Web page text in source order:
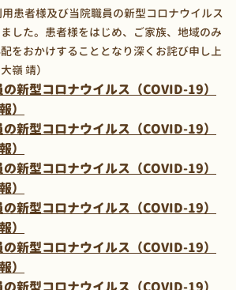
患者様及び当院職員の新型コロナウイルス
した。患者様をはじめ、ご家族、地域のみ
をおかけすることとなり深くお詫び申し上
靖）
新型コロナウイルス（COVID-19）
）
新型コロナウイルス（COVID-19）
）
新型コロナウイルス（COVID-19）
）
新型コロナウイルス（COVID-19）
）
新型コロナウイルス（COVID-19）
）